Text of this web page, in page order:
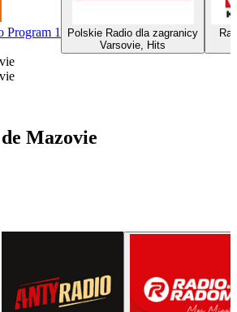
Program 1
Polskie Radio dla zagranicy
Varsovie, Hits
Mazovie